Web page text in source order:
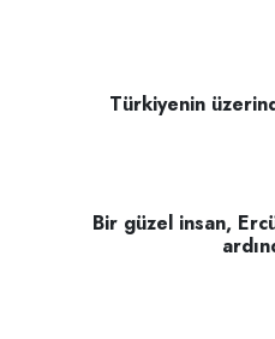
Türkiyenin
Bir güzel insan,